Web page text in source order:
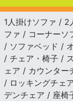
1人掛けソファ / 2
ファ / コーナーソ
/ ソファベッド /
/ チェア・椅子 /
ェア / カウンター
/ ロッキングチェ
デンチェア / 座椅